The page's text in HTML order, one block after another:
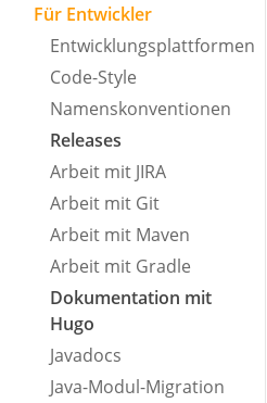
Für Entwickler
Entwicklungsplattformen
Code-Style
Namenskonventionen
Releases
Arbeit mit JIRA
Arbeit mit Git
Arbeit mit Maven
Arbeit mit Gradle
Dokumentation mit
Hugo
Javadocs
Java-Modul-Migration